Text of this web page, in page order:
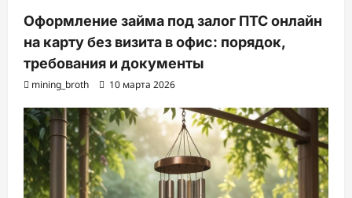
Оформление займа под залог ПТС онлайн
на карту без визита в офис: порядок,
требования и документы
mining_broth 10 марта 2026